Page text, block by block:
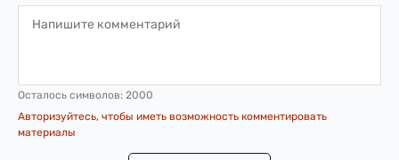
Осталось символов: 2000
Авторизуйтесь, чтобы иметь возможность комментировать
материалы